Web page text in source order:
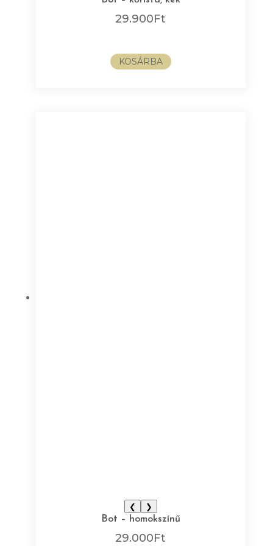
29.900Ft
KOSÁRBA
❮
❯
Bot – homokszínű
29.000Ft